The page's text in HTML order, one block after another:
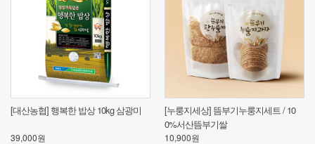
[대산농협] 행복한 밥상 10kg 삼광미
39,000원
[누룽지세상] 뜸부기누룽지세트 / 10
0%서산뜸부기쌀
10,900원